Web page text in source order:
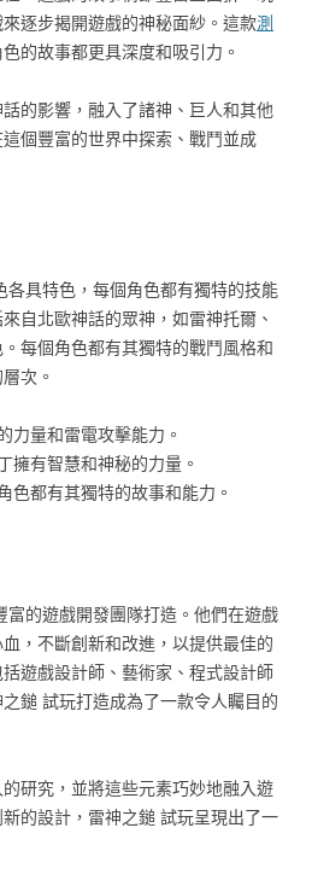
逐步揭開遊戲的神秘面紗。這款測
的故事都更具深度和吸引力。
的影響，融入了諸神、巨人和其他
個豐富的世界中探索、戰鬥並成
各具特色，每個角色都有獨特的技能
自北歐神話的眾神，如雷神托爾、
每個角色都有其獨特的戰鬥風格和
次。
力量和雷電攻擊能力。
擁有智慧和神秘的力量。
色都有其獨特的故事和能力。
富的遊戲開發團隊打造。他們在遊戲
，不斷創新和改進，以提供最佳的
遊戲設計師、藝術家、程式設計師
鎚 試玩打造成為了一款令人矚目的
研究，並將這些元素巧妙地融入遊
的設計，雷神之鎚 試玩呈現出了一